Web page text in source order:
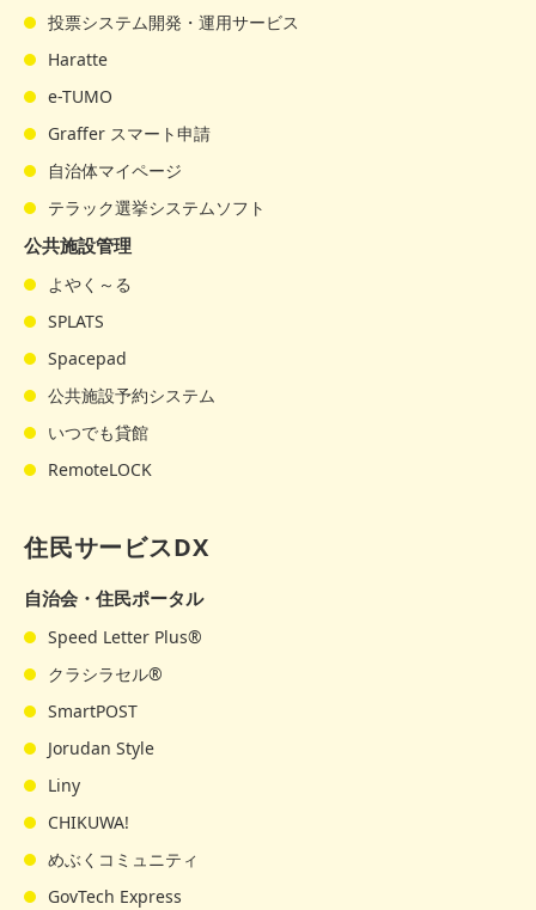
投票システム開発・運用サービス
Haratte
e-TUMO
Graffer スマート申請
自治体マイページ
テラック選挙システムソフト
公共施設管理
よやく～る
SPLATS
Spacepad
公共施設予約システム
いつでも貸館
RemoteLOCK
住民サービスDX
自治会・住民ポータル
Speed Letter Plus®
クラシラセル®
SmartPOST
Jorudan Style
Liny
CHIKUWA!
めぶくコミュニティ
GovTech Express